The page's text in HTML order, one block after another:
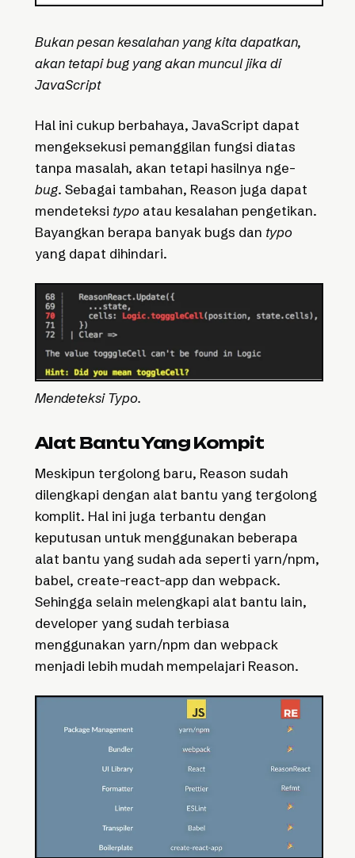
Bukan pesan kesalahan yang kita dapatkan,
akan tetapi bug yang akan muncul jika di
JavaScript
Hal ini cukup berbahaya, JavaScript dapat
mengeksekusi pemanggilan fungsi diatas
tanpa masalah, akan tetapi hasilnya nge-
bug. Sebagai tambahan, Reason juga dapat
mendeteksi typo atau kesalahan pengetikan.
Bayangkan berapa banyak bugs dan typo
yang dapat dihindari.
Mendeteksi Typo.
Alat Bantu Yang Kompit
Meskipun tergolong baru, Reason sudah
dilengkapi dengan alat bantu yang tergolong
komplit. Hal ini juga terbantu dengan
keputusan untuk menggunakan beberapa
alat bantu yang sudah ada seperti yarn/npm,
babel, create-react-app dan webpack.
Sehingga selain melengkapi alat bantu lain,
developer yang sudah terbiasa
menggunakan yarn/npm dan webpack
menjadi lebih mudah mempelajari Reason.